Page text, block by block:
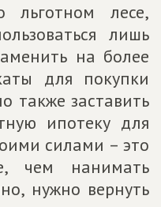
льготном лесе,
лишь
на более
для покупки
также заставить
ипотеку для
силами – это
чем нанимать
нужно вернуть